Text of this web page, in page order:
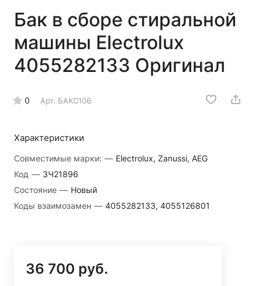
Бак в сборе стиральной
машины Electrolux
4055282133 Оригинал
0 Арт. БАКС106
Характеристики
Совместимые марки: — Electrolux, Zanussi, AEG
Код — ЗЧ21896
Состояние — Новый
Коды взаимозамен — 4055282133, 4055126801
36 700 руб.